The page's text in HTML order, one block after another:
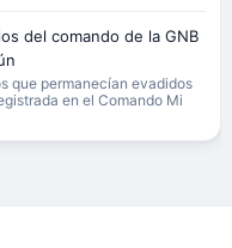
del comando de la GNB
que permanecían evadidos
en el Comando Mi